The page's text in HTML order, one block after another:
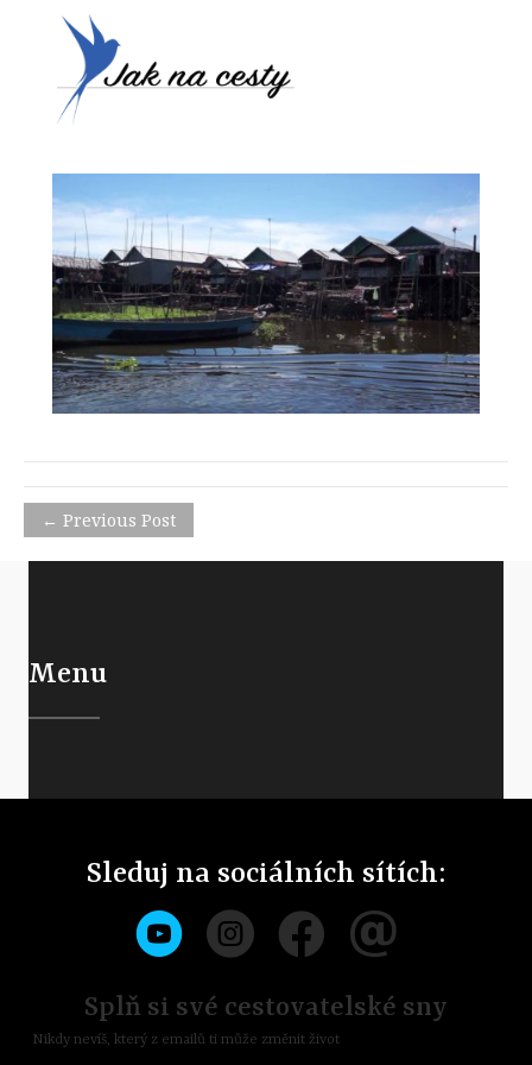
← Previous Post
Menu
Sleduj na sociálních sítích:
Splň si své cestovatelské sny
Nikdy nevíš, který z emailů ti může změnit život